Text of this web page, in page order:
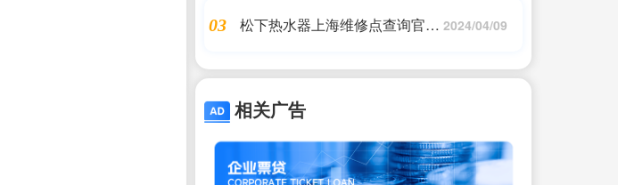
03
松下热水器上海维修点查询官方 2024/04/09
相关广告